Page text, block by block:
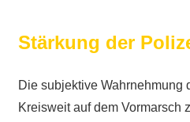
Stärkung der
Die subjektive Wahrnehmung
Kreisweit auf dem Vormarsch